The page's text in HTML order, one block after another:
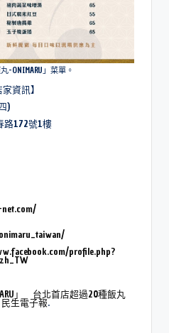
-ONIMARU」菜單。
資訊】
)
路172號1樓
profile.php?
」 台北首店超過20種飯丸
民生電子報.